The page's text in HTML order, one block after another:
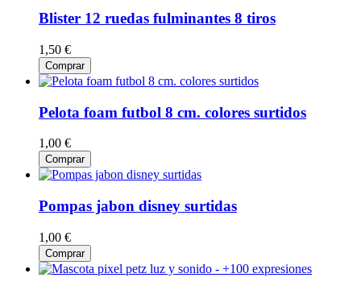
Blister 12 ruedas fulminantes 8 tiros
1,50 €
Comprar
Pelota foam futbol 8 cm. colores surtidos
1,00 €
Comprar
Pompas jabon disney surtidas
1,00 €
Comprar